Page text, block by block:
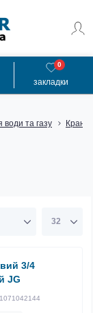
закладки
0
води та газу Кран
3/4
JG